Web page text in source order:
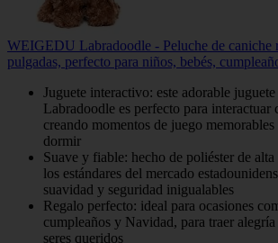
WEIGEDU Labradoodle - Peluche de caniche
pulgadas, perfecto para niños, bebés,
Juguete interactivo: este adorable
Labradoodle es perfecto para interactuar
creando momentos de juego memorables
dormir
Suave y fiable: hecho de poliéster de
los estándares del mercado
suavidad y seguridad inigualables
Regalo perfecto: ideal para ocasiones
cumpleaños y Navidad, para traer
seres queridos